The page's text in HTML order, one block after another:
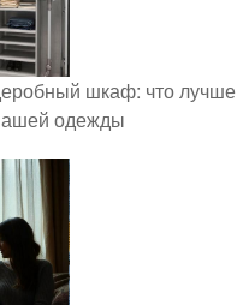
шкаф: что лучше
одежды